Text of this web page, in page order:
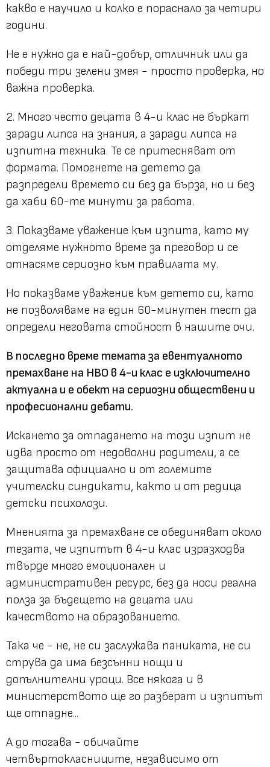
какво е научило и колко е пораснало за четири
години.
Не е нужно да е най-добър, отличник или да
победи три зелени змея - просто проверка, но
важна проверка.
2. Много често децата в 4-и клас не бъркат
заради липса на знания, а заради липса на
изпитна техника. Те се притесняват от
формата. Помогнете на детето да
разпредели времето си без да бърза, но и без
да хаби 60-те минути за работа.
3. Показваме уважение към изпита, като му
отделяме нужното време за преговор и се
отнасяме сериозно към правилата му.
Но показваме уважение към детето си, като
не позволяваме на един 60-минутен тест да
определи неговата стойност в нашите очи.
В последно време темата за евентуалното
премахване на НВО в 4-и клас е изключително
актуална и е обект на сериозни обществени и
професионални дебати.
Искането за отпадането на този изпит не
идва просто от недоволни родители, а се
защитава официално и от големите
учителски синдикати, както и от редица
детски психолози.
Мненията за премахване се обединяват около
тезата, че изпитът в 4-и клас изразходва
твърде много емоционален и
административен ресурс, без да носи реална
полза за бъдещето на децата или
качеството на образованието.
Така че - не, не си заслужава паниката, не си
струва да има безсънни нощи и
допълнителни уроци. Все някога и в
министерството ще го разберат и изпитът
ще отпадне...
А до тогава - обичайте
четвъртокласниците, независимо от